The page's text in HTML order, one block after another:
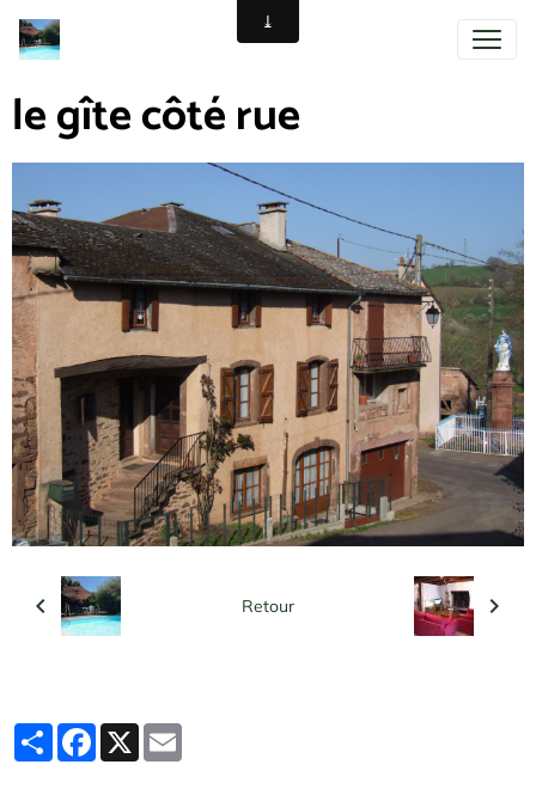
le gîte côté rue
Retour
PartagerFacebook
X